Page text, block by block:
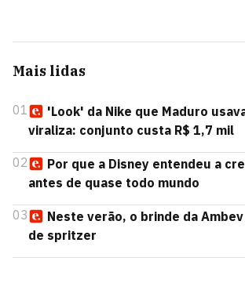
Mais lidas
01
'Look' da Nike que Maduro
viraliza: conjunto custa R$ 1,7 mil
02
Por que a Disney entendeu a
antes de quase todo mundo
03
Neste verão, o brinde da
de spritzer